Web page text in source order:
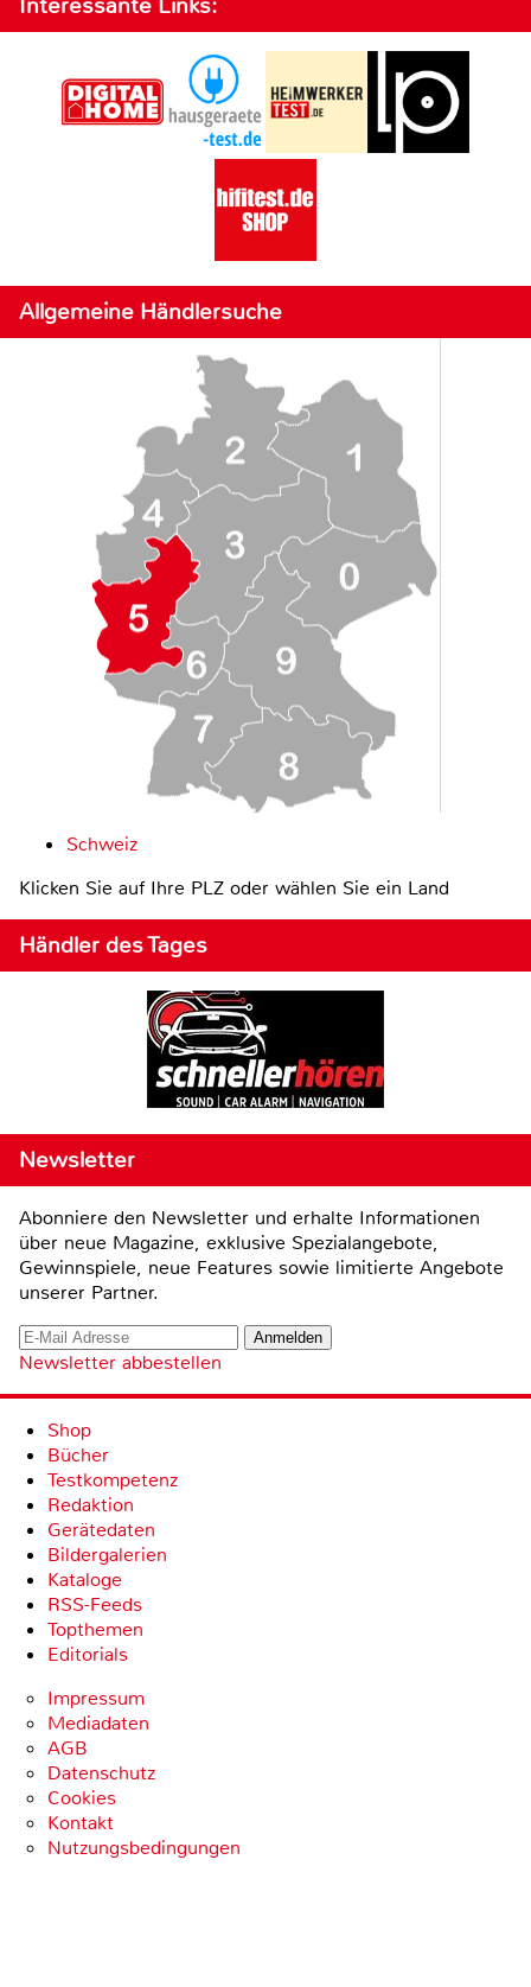
Allgemeine Händlersuche
Schweiz
Klicken Sie auf Ihre PLZ oder wählen Sie ein Land
Händler des Tages
Newsletter
Abonniere den Newsletter und erhalte Informationen
über neue Magazine, exklusive Spezialangebote,
Gewinnspiele, neue Features sowie limitierte Angebote
unserer Partner.
Newsletter abbestellen
Shop
Bücher
Testkompetenz
Redaktion
Gerätedaten
Bildergalerien
Kataloge
RSS-Feeds
Topthemen
Editorials
Impressum
Mediadaten
AGB
Datenschutz
Cookies
Kontakt
Nutzungsbedingungen